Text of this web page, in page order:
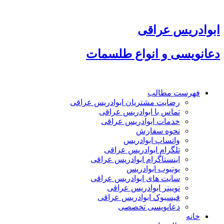
محتوا
ابوادریس عراقی
دعانویسی و انواع طلسمات
فهرست مطالب
رضایت مشتریان ابوادریس عراقی
تماس با ابوادریس عراقی
خدمات ابوادریس عراقی
نحوه سفارش
واتساپ ابوادریس
تلگرام ابوادریس عراقی
اینستاگرام ابوادریس عراقی
یوتیوب ابوادریس
سایت های ابوادریس عراقی
توییتر ابوادریس عراقی
فیسبوک ابوادریس عراقی
دعانویسی تخصصی
خانه